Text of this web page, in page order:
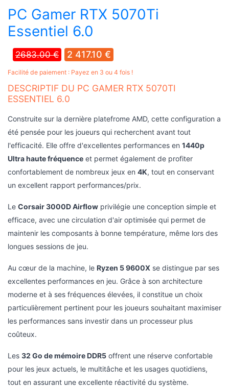
2683.00 € 2 417.10 €
Facilité de paiement : Payez en 3 ou 4 fois !
ESSENTIEL 6.0
Construite sur la dernière platefrome AMD, cette configuration a
été pensée pour les joueurs qui recherchent avant tout
l'efficacité. Elle offre d'excellentes performances en
Ultra haute fréquence et permet également de profiter
confortablement de nombreux jeux en
4K
un excellent rapport performances/prix.
LeCorsair 3000D Airflowprivilégie une conception simple et
efficace, avec une circulation d'air optimisée qui permet de
maintenir les composants à bonne température, même lors des
longues sessions de jeu.
Au cœur de la machine, leRyzen 5 9600Xse distingue par ses
excellentes performances en jeu. Grâce à son architecture
moderne et à ses fréquences élevées, il constitue un choix
particulièrement pertinent pour les joueurs souhaitant maximiser
les performances sans investir dans un processeur plus
coûteux.
Les32 Go de mémoire DDR5offrent une réserve confortable
pour les jeux actuels, le multitâche et les usages quotidiens,
tout en assurant une excellente réactivité du système.
LaGeForce RTX 5070 Tiapporte la puissance nécessaire pour
jouer avec un niveau de détail élevé en1440p Ultraet profiter
des dernières technologies NVIDIA, tout en conservant de